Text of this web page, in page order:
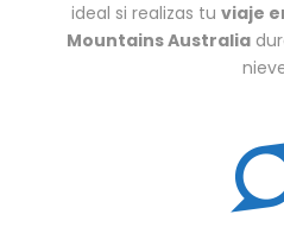
ideal si realizas tu viaje
Mountains Australia